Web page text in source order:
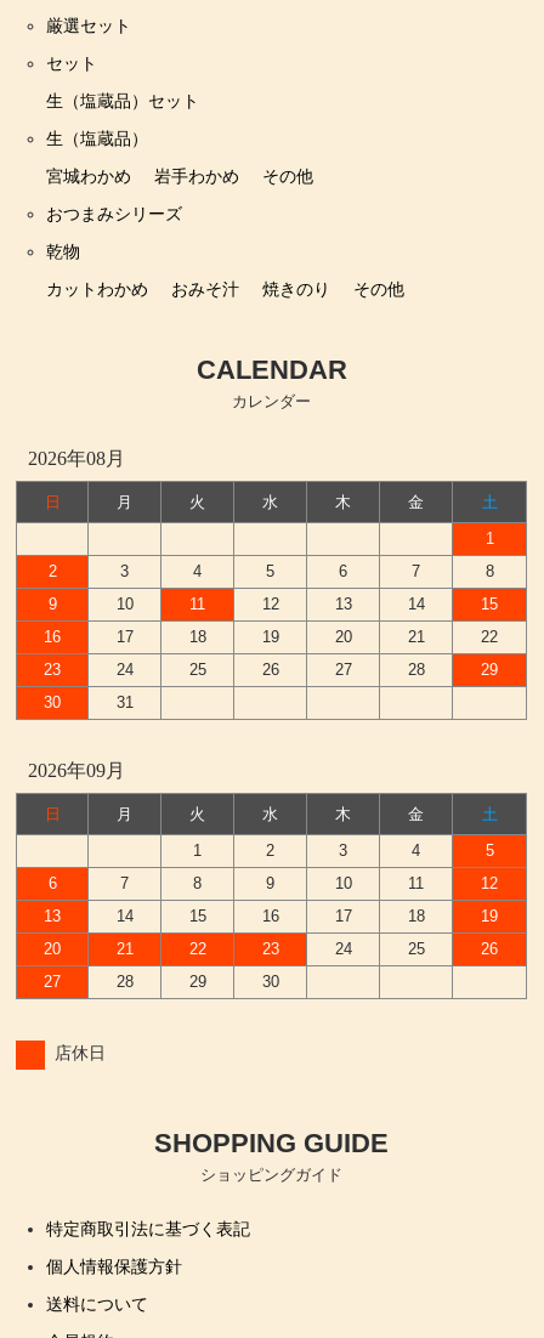
厳選セット
セット
生（塩蔵品）セット
生（塩蔵品）
宮城わかめ
岩手わかめ
その他
おつまみシリーズ
乾物
カットわかめ
おみそ汁 焼きのり その他
CALENDAR
カレンダー
2026年08月
日 月 火 水 木 金
土
1
2
3 4 5 6 7
8
9
10 11 12 13 14
15
16
17 18 19 20 21
22
23
24 25 26 27 28
29
30
31
2026年09月
日 月 火 水 木 金
土
1
2 3 4
5
6
7 8 9 10 11
12
13
14 15 16 17 18
19
20
21 22 23 24 25
26
27
28 29 30
店休日
SHOPPING GUIDE
ショッピングガイド
特定商取引法に基づく表記
個人情報保護方針
送料について